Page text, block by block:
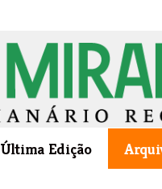
Última Edição